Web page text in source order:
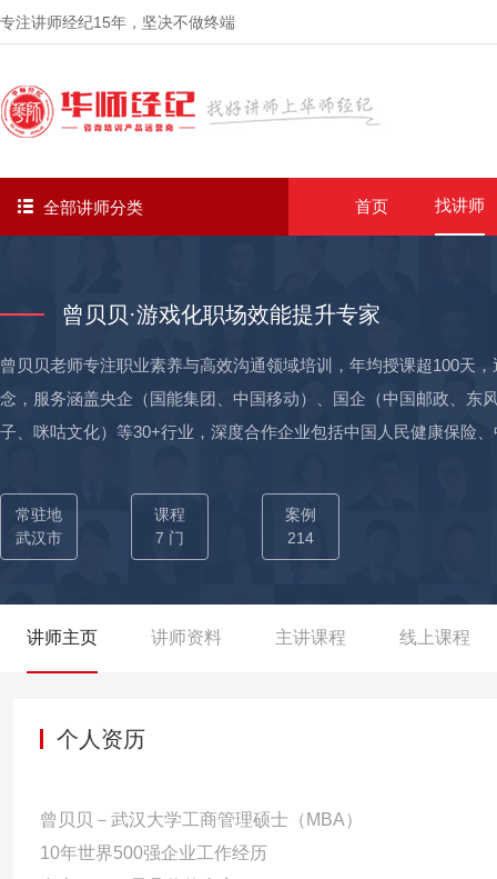
专注讲师经纪15年 ，坚决不做终端
全部讲师分类 首页 找讲师
曾贝贝·游戏化职场效能提升专家
曾贝贝老师专注职业素养与高效沟通领域培训，年均授课超100天
念，服务涵盖央企（国能集团、中国移动）、国企（中国邮政、东
子、咪咕文化）等30+行业，深度合作企业包括中国人民健康保险
习矩阵”，灵活运用剧本杀、沙盘推演、翻转课堂等创新形式，结
知、压力管理等核心能力。典型课程《职场局中局》系列通过情
能力，广受企业高管与新生代员工好评。
常驻地
武汉市
课程
7 门
案例
214
讲师主页 讲师资料 主讲课程 线上课程
个人资历
曾贝贝－武汉大学工商管理硕士（MBA）
10年世界500强企业工作经历